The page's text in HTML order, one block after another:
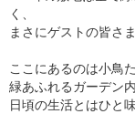
く、
まさにゲストの皆さ
ここにあるのは小鳥
緑あふれるガーデン
日頃の生活とはひと